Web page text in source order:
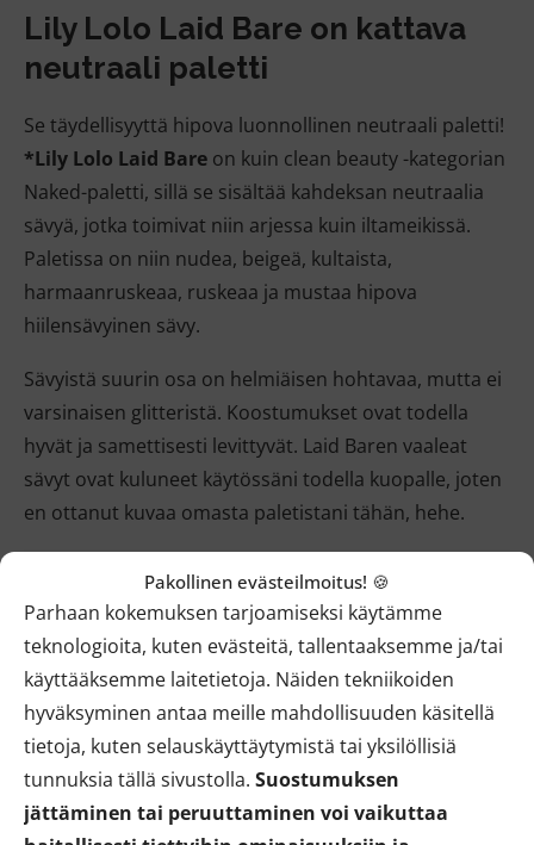
Pakollinen evästeilmoitus! 🍪
Parhaan kokemuksen tarjoamiseksi käytämme
teknologioita, kuten evästeitä, tallentaaksemme ja/tai
käyttääksemme laitetietoja. Näiden tekniikoiden
hyväksyminen antaa meille mahdollisuuden käsitellä
tietoja, kuten selauskäyttäytymistä tai yksilöllisiä
tunnuksia tällä sivustolla. Suostumuksen
jättäminen tai peruuttaminen voi vaikuttaa
Lily Lolo Laid Bare on kattava
neutraali paletti
Se täydellisyyttä hipova luonnollinen neutraali paletti!
*Lily Lolo Laid Bare on kuin clean beauty -kategorian
Naked-paletti, sillä se sisältää kahdeksan neutraalia
sävyä, jotka toimivat niin arjessa kuin iltameikissä.
Paletissa on niin nudea, beigeä, kultaista,
harmaanruskeaa, ruskeaa ja mustaa hipova
hiilensävyinen sävy.
Sävyistä suurin osa on helmiäisen hohtavaa, mutta ei
varsinaisen glitteristä. Koostumukset ovat todella
hyvät ja samettisesti levittyvät. Laid Baren vaaleat
sävyt ovat kuluneet käytössäni todella kuopalle, joten
en ottanut kuvaa omasta paletistani tähän, hehe.
Jos satsaat yhteen kattavaan neutraaliin palettiin,